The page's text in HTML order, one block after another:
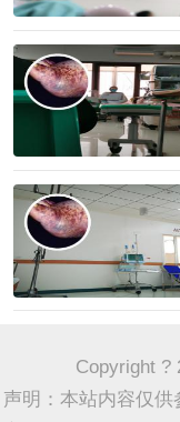
Copyright ?
声明：本站内容仅